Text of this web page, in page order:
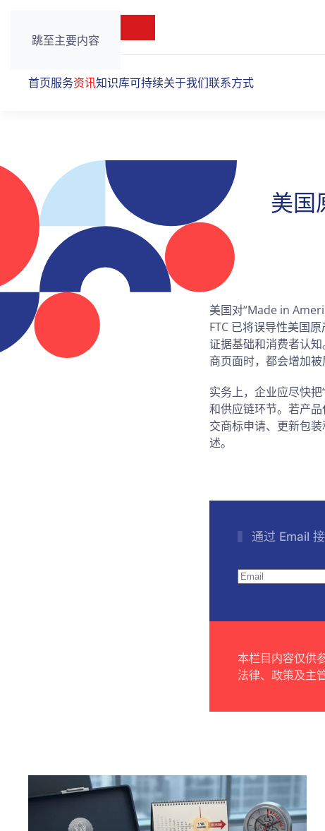
跳至主要内容
首页服务资讯知识库可持续关于我们联系方式
美国
美国对“Made in
FTC 已将误导性美国
证据基础和消费者认
商页面时，都会增加被
实务上，企业应尽快
和供应链环节。若产
交商标申请、更新包
述。
通过 Email
本栏目内容仅供
法律、政策及主